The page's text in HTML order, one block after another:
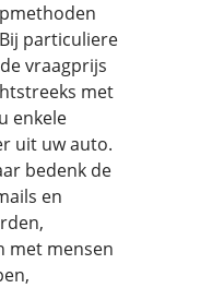
particuliere
vraagprijs
met
enkele
uit uw auto.
bedenk de
en
met mensen